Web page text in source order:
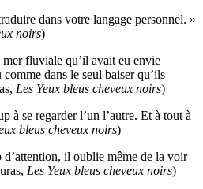
dans votre langage personnel. »
noirs)
fluviale qu’il avait eu envie
dans le seul baiser qu’ils
Les Yeux bleus cheveux noirs)
à se regarder l’un l’autre. Et à tout à
bleus cheveux noirs)
d’attention, il oublie même de la voir
Les Yeux bleus cheveux noirs)